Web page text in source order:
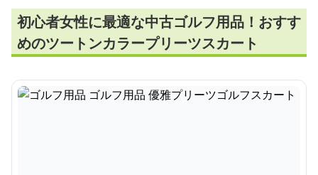
初心者女性に最適な中古ゴルフ用品！おすす
めのツートンカラープリーツスカート